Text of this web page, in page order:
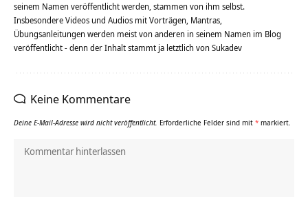
seinem Namen veröffentlicht werden, stammen von ihm selbst.
Insbesondere Videos und Audios mit Vorträgen, Mantras,
Übungsanleitungen werden meist von anderen in seinem Namen im Blog
veröffentlicht - denn der Inhalt stammt ja letztlich von Sukadev
Keine Kommentare
Deine E-Mail-Adresse wird nicht veröffentlicht. Erforderliche Felder sind mit * markiert.